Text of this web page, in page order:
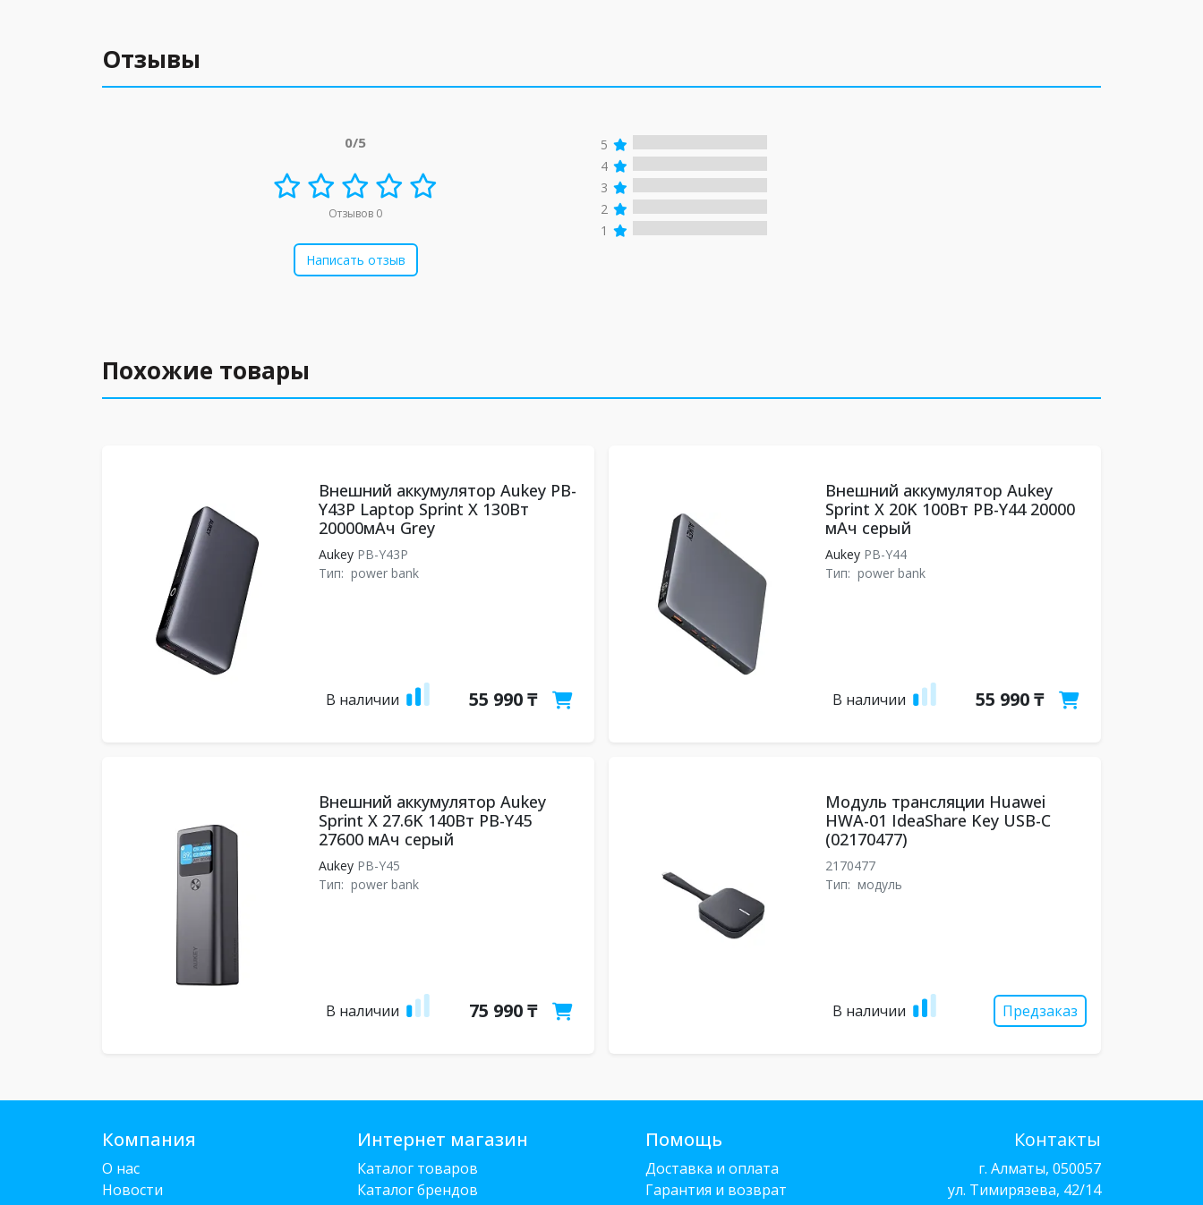
Отзывы
0/5
Отзывов 0
Написать отзыв
5
4
3
2
1
Похожие товары
Внешний аккумулятор Aukey PB-
Y43P Laptop Sprint X 130Вт
20000мАч Grey
AukeyPB-Y43P
Тип: power bank
В наличии 55 990 ₸
Внешний аккумулятор Aukey
Sprint X 20K 100Вт PB-Y44 20000
мАч серый
AukeyPB-Y44
Тип: power bank
В наличии 55 990 ₸
Внешний аккумулятор Aukey
Sprint X 27.6K 140Вт PB-Y45
27600 мАч серый
AukeyPB-Y45
Тип: power bank
В наличии 75 990 ₸
Модуль трансляции Huawei
HWA-01 IdeaShare Key USB-C
(02170477)
2170477
Тип: модуль
В наличии Предзаказ
Компания
О нас
Новости
Интернет магазин
Каталог товаров
Каталог брендов
Помощь
Доставка и оплата
Гарантия и возврат
Контакты
г. Алматы, 050057
ул. Тимирязева, 42/14